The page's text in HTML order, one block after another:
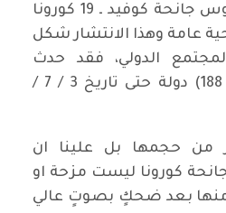
رسمي ان تفشي فايروس جانحة كوفيد ـ 19 كورونا
عامة وهذا الانتشار شكل
الدولي، فقد حدث
وانتشر في أكثر من ( 188) دولة حتى تاريخ 3 / 7 /
من حجمها بل علينا ان
كورونا ليست مزحة او
بعد ضحكٍ بصوتٍ عالي